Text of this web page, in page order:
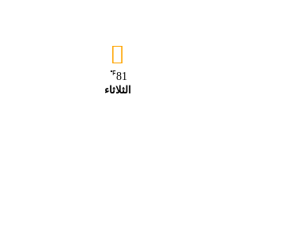
81
℉
الثلاثاء